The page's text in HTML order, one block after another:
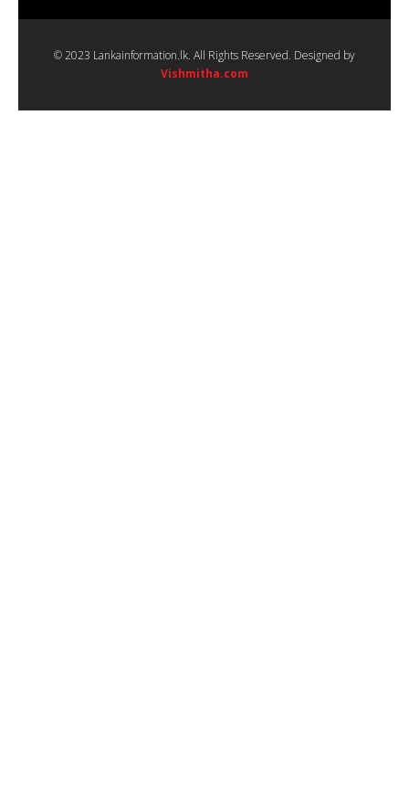
© 2023 Lankainformation.lk. All Rights Reserved. Designed by
Vishmitha.com